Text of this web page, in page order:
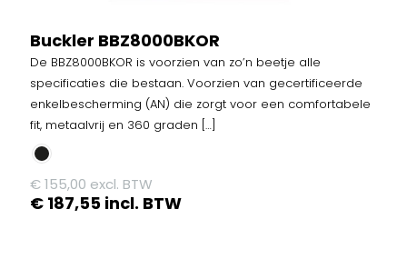
Buckler BBZ8000BKOR
De BBZ8000BKOR is voorzien van zo’n beetje alle
specificaties die bestaan. Voorzien van gecertificeerde
enkelbescherming (AN) die zorgt voor een comfortabele
fit, metaalvrij en 360 graden […]
€155,00 excl. BTW
€ 187,55 incl. BTW